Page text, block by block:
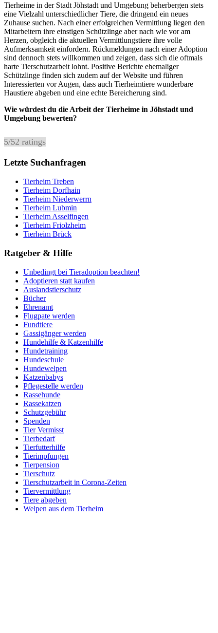
Tierheime in der Stadt Jöhstadt und Umgebung beherbergen stets
eine Vielzahl unterschiedlicher Tiere, die dringend ein neues
Zuhause suchen. Nach einer erfolgreichen Vermittlung liegen den
Mitarbeitern ihre einstigen Schützlinge aber nach wie vor am
Herzen, obgleich die aktuellen Vermittlungstiere ihre volle
Aufmerksamkeit einfordern. Rückmeldungen nach einer Adoption
sind dennoch stets willkommen und zeigen, dass sich die oftmals
harte Tierschutzarbeit lohnt. Positive Berichte ehemaliger
Schützlinge finden sich zudem auf der Website und führen
Interessierten vor Augen, dass auch Tierheimtiere wunderbare
Haustiere abgeben und eine echte Bereicherung sind.
Wie würdest du die Arbeit der Tierheime in Jöhstadt und
Umgebung bewerten?
5/52 ratings
Letzte Suchanfragen
Tierheim Treben
Tierheim Dorfhain
Tierheim Niederwerrn
Tierheim Lubmin
Tierheim Asselfingen
Tierheim Friolzheim
Tierheim Brück
Ratgeber & Hilfe
Unbedingt bei Tieradoption beachten!
Adoptieren statt kaufen
Auslandstierschutz
Bücher
Ehrenamt
Flugpate werden
Fundtiere
Gassigänger werden
Hundehilfe & Katzenhilfe
Hundetraining
Hundeschule
Hundewelpen
Katzenbabys
Pflegestelle werden
Rassehunde
Rassekatzen
Schutzgebühr
Spenden
Tier Vermisst
Tierbedarf
Tierfutterhilfe
Tierimpfungen
Tierpension
Tierschutz
Tierschutzarbeit in Corona-Zeiten
Tiervermittlung
Tiere abgeben
Welpen aus dem Tierheim